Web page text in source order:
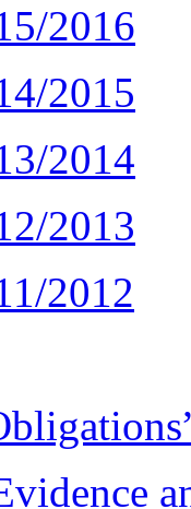
2016
2015
2014
2013
2012